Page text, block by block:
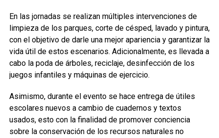
En las jornadas se realizan múltiples intervenciones de
limpieza de los parques, corte de césped, lavado y pintura,
con el objetivo de darle una mejor apariencia y garantizar la
vida útil de estos escenarios. Adicionalmente, es llevada a
cabo la poda de árboles, reciclaje, desinfección de los
juegos infantiles y máquinas de ejercicio.
Asimismo, durante el evento se hace entrega de útiles
escolares nuevos a cambio de cuadernos y textos
usados, esto con la finalidad de promover conciencia
sobre la conservación de los recursos naturales no